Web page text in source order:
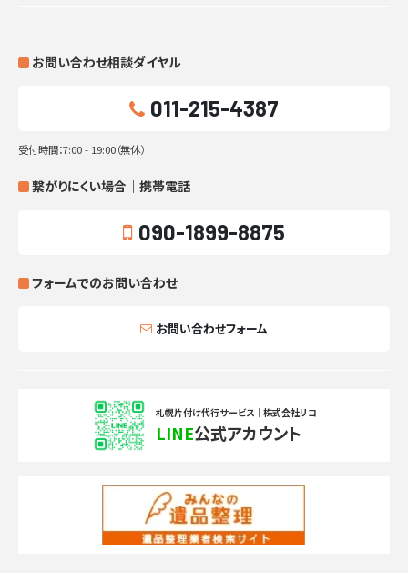
お問い合わせ相談ダイヤル
011-215-4387
受付時間：7:00 - 19:00（無休）
繋がりにくい場合｜携帯電話
090-1899-8875
フォームでのお問い合わせ
お問い合わせフォーム
札幌片付け代行サービス｜株式会社リコ
LINE公式アカウント